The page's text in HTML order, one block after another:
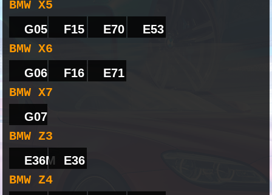
BMW X5
G05 F15 E70 E53
BMW X6
G06 F16 E71
BMW X7
G07
BMW Z3
E36M E36
BMW Z4